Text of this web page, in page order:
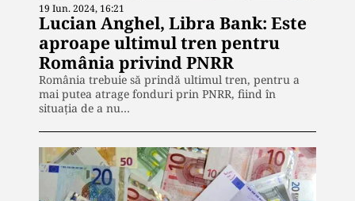
19 Iun. 2024, 16:21
Lucian Anghel, Libra Bank: Este
aproape ultimul tren pentru
România privind PNRR
România trebuie să prindă ultimul tren, pentru a
mai putea atrage fonduri prin PNRR, fiind în
situația de a nu…